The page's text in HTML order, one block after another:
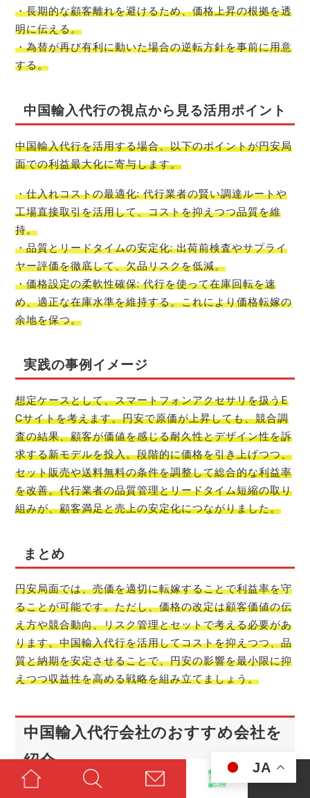
・長期的な顧客離れを避けるため、価格上昇の根拠を透
明に伝える。
・為替が再び有利に動いた場合の逆転方針を事前に用意
する。
中国輸入代行の視点から見る活用ポイント
中国輸入代行を活用する場合、以下のポイントが円安局
面での利益最大化に寄与します。
・仕入れコストの最適化: 代行業者の賢い調達ルートや
工場直接取引を活用して、コストを抑えつつ品質を維
持。
・品質とリードタイムの安定化: 出荷前検査やサプライ
ヤー評価を徹底して、欠品リスクを低減。
・価格設定の柔軟性確保: 代行を使って在庫回転を速
め、適正な在庫水準を維持する。これにより価格転嫁の
余地を保つ。
実践の事例イメージ
想定ケースとして、スマートフォンアクセサリを扱うE
Cサイトを考えます。円安で原価が上昇しても、競合調
査の結果、顧客が価値を感じる耐久性とデザイン性を訴
求する新モデルを投入。段階的に価格を引き上げつつ、
セット販売や送料無料の条件を調整して総合的な利益率
を改善。代行業者の品質管理とリードタイム短縮の取り
組みが、顧客満足と売上の安定化につながりました。
まとめ
円安局面では、売価を適切に転嫁することで利益率を守
ることが可能です。ただし、価格の改定は顧客価値の伝
え方や競合動向、リスク管理とセットで考える必要があ
ります。中国輸入代行を活用してコストを抑えつつ、品
質と納期を安定させることで、円安の影響を最小限に抑
えつつ収益性を高める戦略を組み立てましょう。
中国輸入代行会社のおすすめ会社を
紹介
JA